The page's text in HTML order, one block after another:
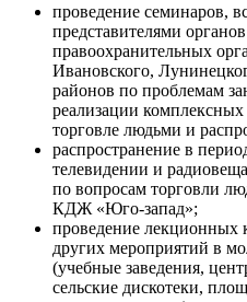
проведение семинаров,
представителями
правоохранительных
Ивановского,
районов по проблемам
реализации
торговле людьми и
распространение в
телевидении и
по вопросам торговли
КДЖ «Юго-запад»;
проведение лекционных
других мероприятий в
(учебные заведения,
сельские дискотеки,